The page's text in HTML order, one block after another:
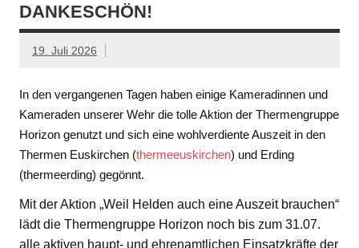
ANKESCHÖN!
19. Juli 2026
In den vergangenen Tagen haben einige Kameradinnen und
Kameraden unserer Wehr die tolle Aktion der Thermengruppe
Horizon genutzt und sich eine wohlverdiente Auszeit in den
Thermen Euskirchen (thermeeuskirchen) und Erding
(thermeerding) gegönnt.
Mit der Aktion „Weil Helden auch eine Auszeit brauchen“
lädt die Thermengruppe Horizon noch bis zum 31.07.
alle aktiven haupt- und ehrenamtlichen Einsatzkräfte der